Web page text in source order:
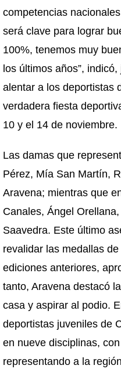
competencias
será clave para lograr
100%, tenemos muy
los últimos años”,
alentar a los deportistas
verdadera fiesta
10 y el 14 de noviembre.
Las damas que
Pérez, Mía San Martín,
Aravena; mientras que
Canales, Ángel
Saavedra. Este último
revalidar las medallas
ediciones anteriores,
tanto, Aravena destacó
casa y aspirar al podio.
deportistas juveniles de
en nueve disciplinas,
representando a la